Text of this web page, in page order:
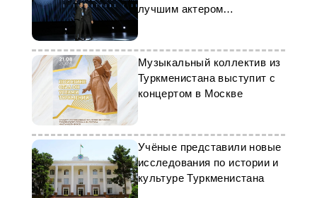
лучшим актером
Ата»
Музыкальный коллектив из
Туркменистана выступит с
концертом в Москве
Учёные представили новые
исследования по истории и
культуре Туркменистана